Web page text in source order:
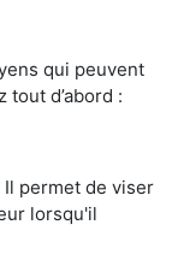
qui peuvent
d’abord :
permet de viser
lorsqu'il